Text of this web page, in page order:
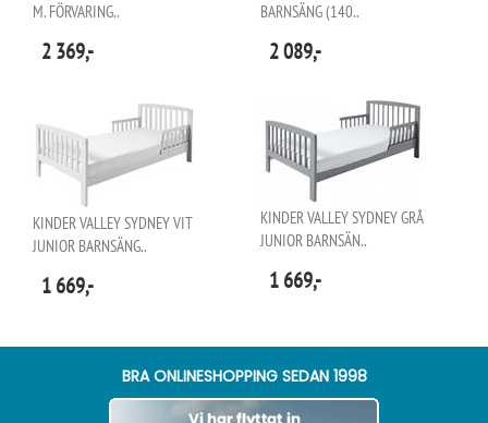
M. FÖRVARING..
2 369,-
BARNSÄNG (140..
2 089,-
KINDER VALLEY SYDNEY VIT
JUNIOR BARNSÄNG..
1 669,-
KINDER VALLEY SYDNEY GRÅ
JUNIOR BARNSÄN..
1 669,-
BRA ONLINESHOPPING SEDAN 1998